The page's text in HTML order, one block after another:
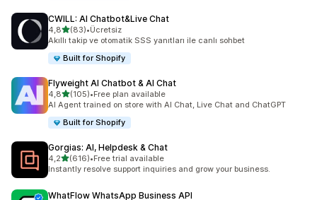
CWILL: AI Chatbot&Live Chat
4,85 yıldız üzerinden
(83)
toplam 83 değerlendirme
•Ücretsiz
Akıllı takip ve otomatik SSS yanıtları ile canlı sohbet
Built for Shopify
Flyweight AI Chatbot & AI Chat
4,85 yıldız üzerinden
(105)
toplam 105 değerlendirme
•Free plan available
AI Agent trained on store with AI Chat, Live Chat and ChatGPT
Built for Shopify
Gorgias: AI, Helpdesk & Chat
4,25 yıldız üzerinden
(616)
toplam 616 değerlendirme
•Free trial available
Instantly resolve support inquiries and grow your business.
WhatFlow WhatsApp Business API